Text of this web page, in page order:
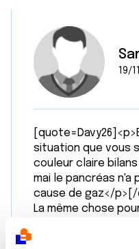
19/
situation que vous
couleur claire
mai le pancréas
cause de gaz</p>[/
La même chose